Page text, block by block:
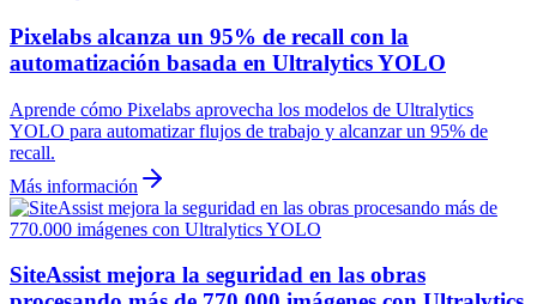
Pixelabs alcanza un 95% de recall con la
automatización basada en Ultralytics YOLO
Aprende cómo Pixelabs aprovecha los modelos de Ultralytics
YOLO para automatizar flujos de trabajo y alcanzar un 95% de
recall.
Más información
SiteAssist mejora la seguridad en las obras